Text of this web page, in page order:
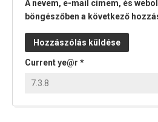
A nevem, e-mail címem, és
böngészőben a következő
Current ye@r *